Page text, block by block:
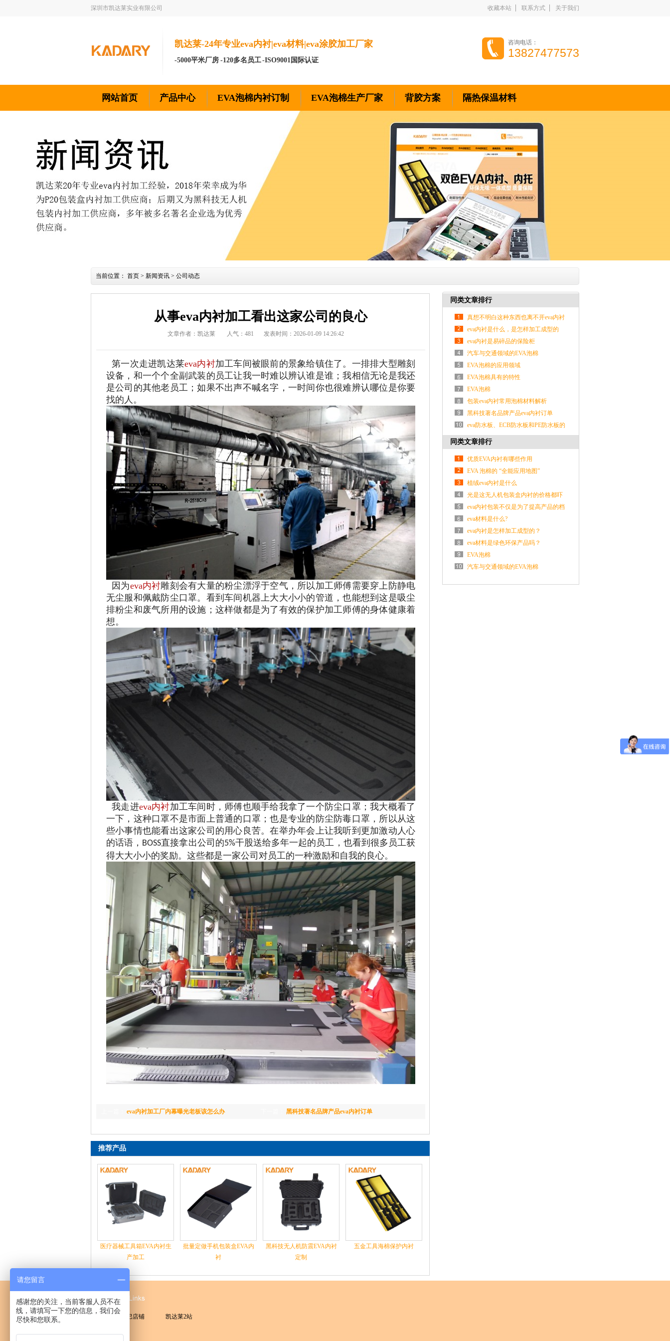
深圳市凯达莱实业有限公司 收藏本站 联系方式 关于我们
凯达莱-24年专业eva内衬|eva材料|eva涂胶加工厂家
-5000平米厂房 -120多名员工 -ISO9001国际认证
咨询电话：
13827477573
网站首页 产品中心 EVA泡棉内衬订制 EVA泡棉生产厂家 背胶方案 隔热保温材料
公司实力 荣誉资质 关于我们 合作伙伴
当前位置： 首页 > 新闻资讯 > 公司动态
从事eva内衬加工看出这家公司的良心
文章作者：凯达莱 人气： 481 发表时间：2026-01-09 14:26:42
第一次走进凯达莱eva内衬加工车间被眼前的景象给镇住了。一排排大型雕刻
设备，和一个个全副武装的员工让我一时难以辨认谁是谁；我相信无论是我还
是公司的其他老员工；如果不出声不喊名字，一时间你也很难辨认哪位是你要
找的人。
因为eva内衬雕刻会有大量的粉尘漂浮于空气，所以加工师傅需要穿上防静电
无尘服和佩戴防尘口罩。看到车间机器上大大小小的管道，也能想到这是吸尘
排粉尘和废气所用的设施；这样做都是为了有效的保护加工师傅的身体健康着
想。
我走进eva内衬加工车间时，师傅也顺手给我拿了一个防尘口罩；我大概看了
一下，这种口罩不是市面上普通的口罩；也是专业的防尘防毒口罩，所以从这
些小事情也能看出这家公司的用心良苦。在举办年会上让我听到更加激动人心
的话语， BOSS直接拿出公司的5%干股送给多年一起的员工，也看到很多员工获
得大大小小的奖励。这些都是一家公司对员工的一种激励和自我的良心。
黑科技著名品牌产品eva内衬订单
eva内衬加工厂内幕曝光老板该怎么办
推荐产品
医疗器械工具箱EVA内衬生
产加工
批量定做手机包装盒EVA内
衬
黑科技无人机防震EVA内衬
定制
五金工具海棉保护内衬
同类文章排行
真想不明白这种东西也离不开eva内衬
的保护
eva内衬是什么，是怎样加工成型的
eva内衬是易碎品的保险柜
汽车与交通领域的EVA泡棉
EVA泡棉的应用领域
EVA泡棉具有的特性
EVA泡棉
包装eva内衬常用泡棉材料解析
黑科技著名品牌产品eva内衬订单
eva防水板、ECB防水板和PE防水板的
性能区分
同类文章排行
优质EVA内衬有哪些作用
EVA 泡棉的 “全能应用地图”
植绒eva内衬是什么
光是这无人机包装盒内衬的价格都吓
到我了
eva内衬包装不仅是为了提高产品的档
次
eva材料是什么?
eva内衬是怎样加工成型的？
eva材料是绿色环保产品吗？
EVA泡棉
汽车与交通领域的EVA泡棉
友情链接
凯达莱阿里巴巴店铺 凯达莱2站
请您留言
感谢您的关注，当前客服人员不在
线，请填写一下您的信息，我们会
尽快和您联系。